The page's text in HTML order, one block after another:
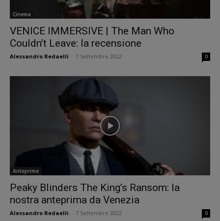
Cinema
VENICE IMMERSIVE | The Man Who
Couldn’t Leave: la recensione
Alessandro Redaelli 7 Settembre 2022 0
Anteprime
Peaky Blinders The King’s Ransom: la
nostra anteprima da Venezia
Alessandro Redaelli 7 Settembre 2022 0